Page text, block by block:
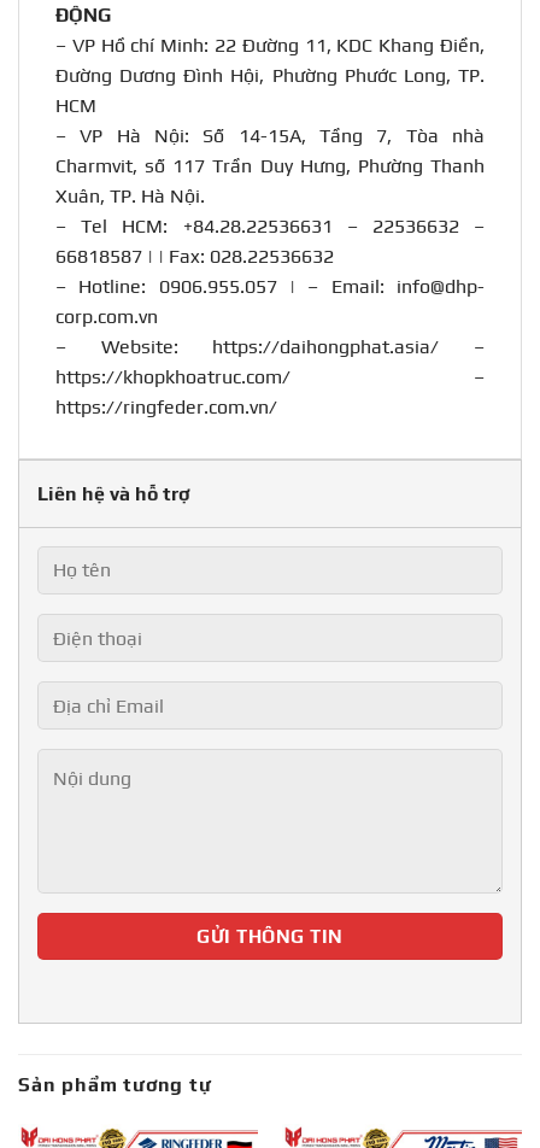
ĐỘNG
– VP Hồ chí Minh: 22 Đường 11, KDC Khang Điền,
Đường Dương Đình Hội, Phường Phước Long, TP.
HCM
– VP Hà Nội: Số 14-15A, Tầng 7, Tòa nhà
Charmvit, số 117 Trần Duy Hưng, Phường Thanh
Xuân, TP. Hà Nội.
– Tel HCM: +84.28.22536631 – 22536632 –
66818587 | | Fax: 028.22536632
– Hotline: 0906.955.057| – Email: info@dhp-
corp.com.vn
– Website: https://daihongphat.asia/ –
https://khopkhoatruc.com/ –
https://ringfeder.com.vn/
Liên hệ và hỗ trợ
Sản phẩm tương tự